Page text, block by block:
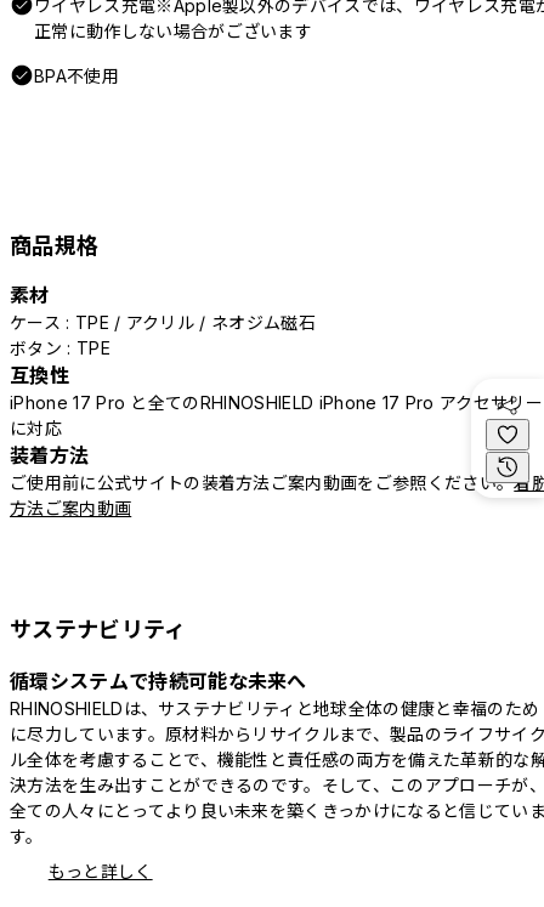
ワイヤレス充電※Apple製以外のデバイスでは、ワイヤレス充電
正常に動作しない場合がございます
BPA不使用
商品規格
素材
ケース : TPE / アクリル / ネオジム磁石
ボタン : TPE
互換性
iPhone 17 Pro と全てのRHINOSHIELD iPhone 17 Pro アクセサリー
に対応
装着方法
ご使用前に公式サイトの装着方法ご案内動画をご参照ください。着
方法ご案内動画
サステナビリティ
循環システムで持続可能な未来へ
RHINOSHIELDは、サステナビリティと地球全体の健康と幸福のため
に尽力しています。原材料からリサイクルまで、製品のライフサイ
ル全体を考慮することで、機能性と責任感の両方を備えた革新的な
決方法を生み出すことができるのです。そして、このアプローチが
全ての人々にとってより良い未来を築くきっかけになると信じてい
す。
もっと詳しく